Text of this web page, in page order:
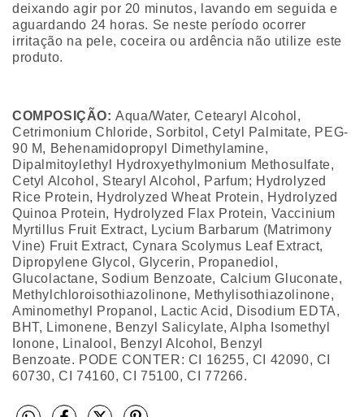
deixando agir por 20 minutos, lavando em seguida e
aguardando 24 horas. Se neste período ocorrer
irritação na pele, coceira ou ardência não utilize este
produto.
COMPOSIÇÃO:Aqua/Water, Cetearyl Alcohol,
Cetrimonium Chloride, Sorbitol, Cetyl Palmitate, PEG-
90 M, Behenamidopropyl Dimethylamine,
Dipalmitoylethyl Hydroxyethylmonium Methosulfate,
Cetyl Alcohol, Stearyl Alcohol, Parfum; Hydrolyzed
Rice Protein, Hydrolyzed Wheat Protein, Hydrolyzed
Quinoa Protein, Hydrolyzed Flax Protein, Vaccinium
Myrtillus Fruit Extract, Lycium Barbarum (Matrimony
Vine) Fruit Extract, Cynara Scolymus Leaf Extract,
Dipropylene Glycol, Glycerin, Propanediol,
Glucolactane, Sodium Benzoate, Calcium Gluconate,
Methylchloroisothiazolinone, Methylisothiazolinone,
Aminomethyl Propanol, Lactic Acid, Disodium EDTA,
BHT, Limonene, Benzyl Salicylate, Alpha Isomethyl
Ionone, Linalool, Benzyl Alcohol, Benzyl
Benzoate. PODE CONTER: CI 16255, CI 42090, CI
60730, CI 74160, CI 75100, CI 77266.